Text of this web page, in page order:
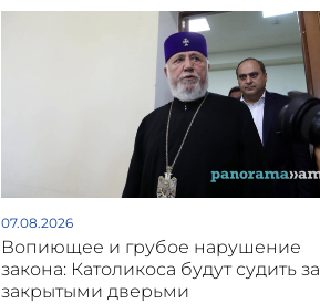
07.08.2026
Вопиющее и грубое нарушение
закона: Католикоса будут судить за
закрытыми дверьми